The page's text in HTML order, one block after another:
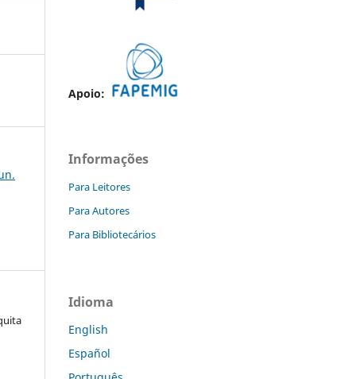
Apoio:
Informações
Para Leitores
Para Autores
Para Bibliotecários
Idioma
English
Español